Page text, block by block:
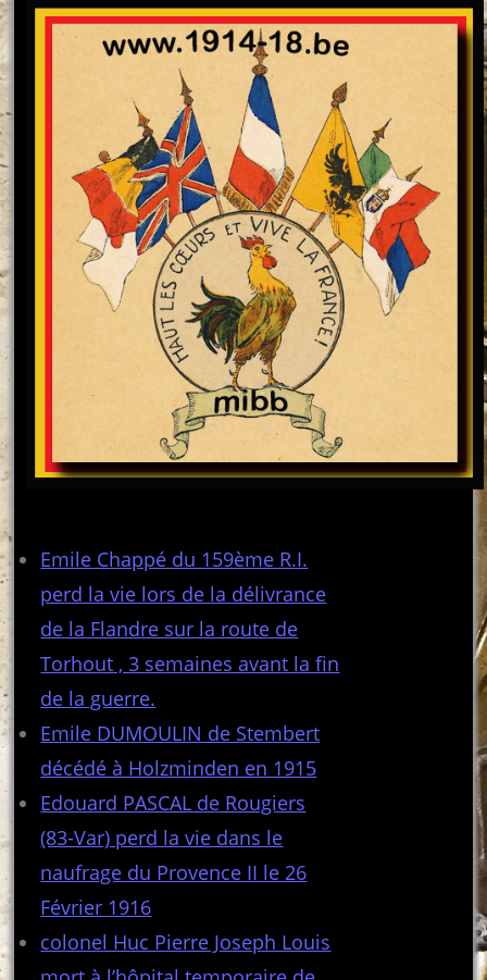
Emile Chappé du 159ème R.I.
perd la vie lors de la délivrance
de la Flandre sur la route de
Torhout , 3 semaines avant la fin
de la guerre.
Emile DUMOULIN de Stembert
décédé à Holzminden en 1915
Edouard PASCAL de Rougiers
(83-Var) perd la vie dans le
naufrage du Provence II le 26
Février 1916
colonel Huc Pierre Joseph Louis